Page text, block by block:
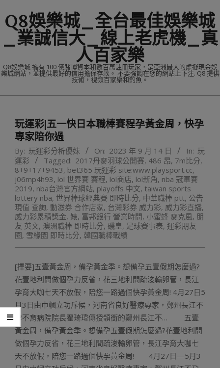
to
content
Q8娛樂城_全台最佳娛樂城
_業誠信大_線上老虎機_真
人百家樂
Q8娛樂城 擁有 100 億賭博資本和數百萬註冊玩家，是亞洲最大的虛擬現金娛
樂城網站，並提供最好的信用擔保存款。 不要強調在您的網站上下注. Q8 提供
技術，視頻百家樂和釣魚。
Menu玩運彩|五一快日本職棒賽程孕黃金周，快孕
專家陪你過
By: 玩運彩分析優妹 On: 2023 年 9 月 14 日 In: 玩
運彩
Tagged: 2017丹麥羽球公開賽, 486 昂, 7m比分,
8+9+17+9453, bet365 玩運彩 site:www.playsport.cc,
j06mp4h93, lol 世界賽 賽程, lol商店, lol新角, nba 冠軍賽
2019, nba台灣官方網站, playoffs 中文, taiwan sports
lottery nba, 世界棒球經典賽 即時比分, 中華職棒 ptt, 公告
現值 查詢, 動滋券 合作店家, 台灣彩券 威力彩, 威力彩直播,
威力彩累積獎金, 婊, 富邦銀行 營業時間, 小蜜蜂 麥克風, 朋
友 英文, 澳洲職棒 即時比分, 磯皇, 足球賽事表, 運彩朋友
圈, 雪緣園 即時比分, 韓國職棒戰績
[擇要]五壹黃金周，備孕黃金季。想備孕五壹假期怎麼過?
花壹地利間做個孕力反省，花三地利間疏浚輸卵管，長江
孕育大咖七天不放假，陪您一路過個快孕黃金周! 4月27日5
月3日由巾幗立功斥候，河南省良好醫療專家，鄭州長江不
孕不育病院院長翟琦瑋傳授領銜的鄭州長江不… 五壹
黃金周，備孕黃金季。想備孕五壹假期怎麼過?花壹地利間
做個孕力反省，花三地利間疏浚輸卵管，長江孕育大咖七
天不放假，陪您一路過個快孕黃金周! 4月27日—5月3